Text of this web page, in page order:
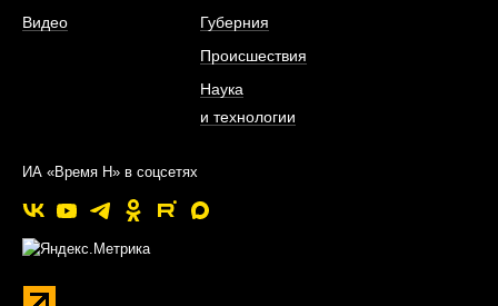
Видео
Губерния
Происшествия
Наука
и технологии
ИА «Время Н» в соцсетях